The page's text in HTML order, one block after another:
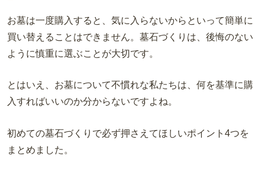
お墓は一度購入すると、気に入らないからといって簡単に
買い替えることはできません。墓石づくりは、後悔のない
ように慎重に選ぶことが大切です。
とはいえ、お墓について不慣れな私たちは、何を基準に購
入すればいいのか分からないですよね。
初めての墓石づくりで必ず押さえてほしいポイント4つを
まとめました。